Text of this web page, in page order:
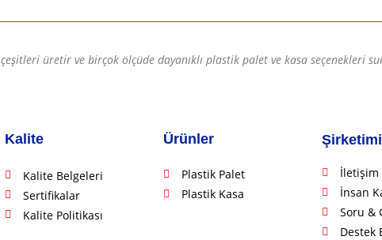
çeşitleri üretir ve birçok ölçüde dayanıklı plastik palet ve kasa seçenekleri
Kalite
Kalite Belgeleri
Sertifikalar
Kalite Politikası
Ürünler
Plastik Palet
Plastik Kasa
İletişim
İnsan
Soru &
Destek